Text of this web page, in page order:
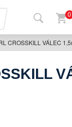
0
CROSSKILL VÁLEC